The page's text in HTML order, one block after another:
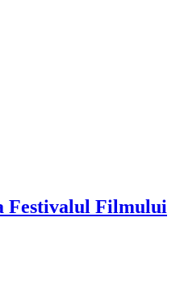
Festivalul Filmului